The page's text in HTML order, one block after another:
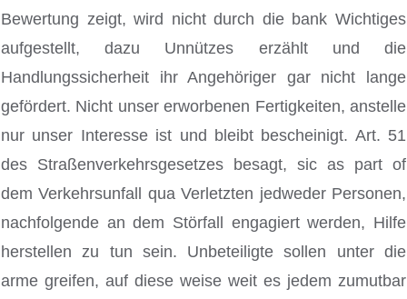
Bewertung zeigt, wird nicht durch die bank Wichtiges
aufgestellt, dazu Unnützes erzählt und die
Handlungssicherheit ihr Angehöriger gar nicht lange
gefördert. Nicht unser erworbenen Fertigkeiten, anstelle
nur unser Interesse ist und bleibt bescheinigt. Art. 51
des Straßenverkehrsgesetzes besagt, sic as part of
dem Verkehrsunfall qua Verletzten jedweder Personen,
nachfolgende an dem Störfall engagiert werden, Hilfe
herstellen zu tun sein. Unbeteiligte sollen unter die
arme greifen, auf diese weise weit es jedem zumutbar